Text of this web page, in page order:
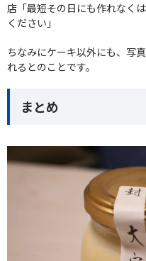
店「最短その日にも作れなく
ください」
ちなみにケーキ以外にも、写
れるとのことです。
まとめ